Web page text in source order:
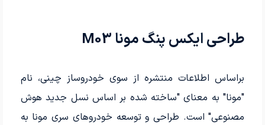
طراحی ایکس پنگ مونا M03
براساس اطلاعات منتشره از سوی خودروساز چینی، نام
"مونا" به معنای "ساخته شده بر اساس نسل جدید هوش
مصنوعی" است. طراحی و توسعه خودروهای سری مونا به